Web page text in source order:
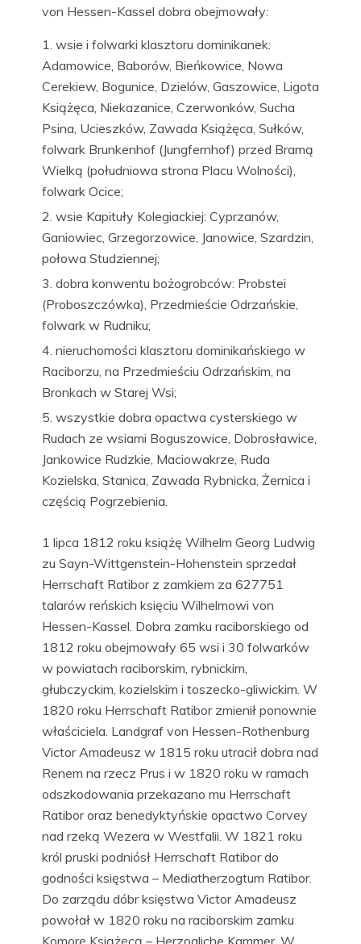
von Hessen-Kassel dobra obejmowały:
wsie i folwarki klasztoru dominikanek:
Adamowice, Baborów, Bieńkowice, Nowa
Cerekiew, Bogunice, Dzielów, Gaszowice, Ligota
Książęca, Niekazanice, Czerwonków, Sucha
Psina, Ucieszków, Zawada Książęca, Sułków,
folwark Brunkenhof (Jungfernhof) przed Bramą
Wielką (południowa strona Placu Wolności),
folwark Ocice;
wsie Kapituły Kolegiackiej: Cyprzanów,
Ganiowiec, Grzegorzowice, Janowice, Szardzin,
połowa Studziennej;
dobra konwentu bożogrobców: Probstei
(Proboszczówka), Przedmieście Odrzańskie,
folwark w Rudniku;
nieruchomości klasztoru dominikańskiego w
Raciborzu, na Przedmieściu Odrzańskim, na
Bronkach w Starej Wsi;
wszystkie dobra opactwa cysterskiego w
Rudach ze wsiami Boguszowice, Dobrosławice,
Jankowice Rudzkie, Maciowakrze, Ruda
Kozielska, Stanica, Zawada Rybnicka, Żernica i
częścią Pogrzebienia.
1 lipca 1812 roku książę Wilhelm Georg Ludwig
zu Sayn-Wittgenstein-Hohenstein sprzedał
Herrschaft Ratibor z zamkiem za 627751
talarów reńskich księciu Wilhelmowi von
Hessen-Kassel. Dobra zamku raciborskiego od
1812 roku obejmowały 65 wsi i 30 folwarków
w powiatach raciborskim, rybnickim,
głubczyckim, kozielskim i toszecko-gliwickim. W
1820 roku Herrschaft Ratibor zmienił ponownie
właściciela. Landgraf von Hessen-Rothenburg
Victor Amadeusz w 1815 roku utracił dobra nad
Renem na rzecz Prus i w 1820 roku w ramach
odszkodowania przekazano mu Herrschaft
Ratibor oraz benedyktyńskie opactwo Corvey
nad rzeką Wezera w Westfalii. W 1821 roku
król pruski podniósł Herrschaft Ratibor do
godności księstwa – Mediatherzogtum Ratibor.
Do zarządu dóbr księstwa Victor Amadeusz
powołał w 1820 roku na raciborskim zamku